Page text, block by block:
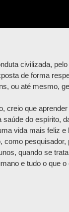
civilizada,
de forma
ou até mesmo,
creio que
saúde do espírito,
vida mais feliz e
como pesquisador,
quando se
e tudo o que o